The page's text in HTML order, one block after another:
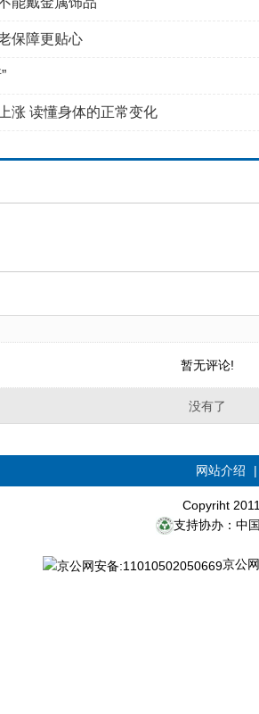
保障更贴心
涨 读懂身体的正常变化
暂无评论!
没有了
网站介绍
Copyriht
支持协办：中
京公